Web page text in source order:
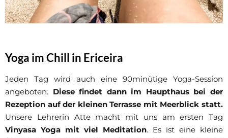
Yoga im Chill in Ericeira
Jeden Tag wird auch eine 90minütige Yoga-Session
angeboten. Diese findet dann im Haupthaus bei der
Rezeption auf der kleinen Terrasse mit Meerblick statt.
Unsere Lehrerin Atte macht mit uns am ersten Tag
Vinyasa Yoga mit viel Meditation. Es ist eine kleine